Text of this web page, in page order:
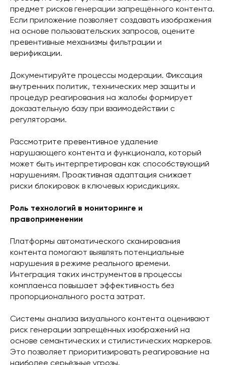
предмет рисков генерации запрещённого контента.
Если приложение позволяет создавать изображения
на основе пользовательских запросов, оцените
превентивные механизмы фильтрации и
верификации.
Документируйте процессы модерации. Фиксация
внутренних политик, технических мер защиты и
процедур реагирования на жалобы формирует
доказательную базу при взаимодействии с
регуляторами.
Рассмотрите превентивное удаление
нарушающего контента и функционала, который
может быть интерпретирован как способствующий
нарушениям. Проактивная адаптация снижает
риски блокировок в ключевых юрисдикциях.
Роль технологий в мониторинге и
правоприменении
Платформы автоматического сканирования
контента помогают выявлять потенциальные
нарушения в режиме реального времени.
Интеграция таких инструментов в процессы
комплаенса повышает эффективность без
пропорционального роста затрат.
Системы анализа визуального контента оценивают
риск генерации запрещённых изображений на
основе семантических и стилистических маркеров.
Это позволяет приоритизировать реагирование на
наиболее серьёзные угрозы.